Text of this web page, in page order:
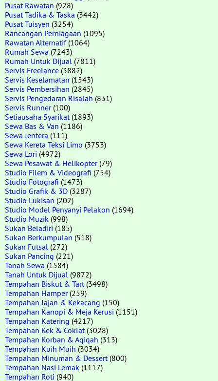
Pusat Rawatan (928)
Pusat Tadika & Taska (3442)
Pusat Tuisyen (3254)
Rancangan Perniagaan (1095)
Rawatan Alternatif(1064)
Rumah Sewa (7243)
Rumah Untuk Dijual (7811)
Servis Freelance (3882)
Servis Keselamatan (1543)
Servis Pembersihan (2845)
Servis Pengedaran Risalah (831)
Servis Runner(100)
Setiausaha Syarikat (1893)
Sewa Bas & Van (1186)
Sewa Jentera (111)
Sewa Kereta Teksi Limo (3753)
Sewa Lori (4972)
Sewa Pesawat & Helikopter(79)
Studio Filem & Videografi (754)
Studio Fotografi (1473)
Studio Grafik & 3D (3287)
Studio Lukisan (202)
Studio Model Penyanyi Pelakon (1694)
Studio Muzik (998)
Sukan Beladiri (185)
Sukan Berkumpulan (518)
Sukan Futsal (272)
Sukan Pancing (221)
Tanah Sewa (1584)
Tanah Untuk Dijual (9872)
Tempahan Biskut & Tart (3498)
Tempahan Hamper(259)
Tempahan Jajan & Kekacang (150)
Tempahan Kanopi & Meja Kerusi (1151)
Tempahan Katering (4217)
Tempahan Kek & Coklat (3028)
Tempahan Korban & Aqiqah (313)
Tempahan Kuih Muih (3034)
Tempahan Minuman & Dessert (800)
Tempahan Nasi Lemak (1117)
Tempahan Roti (940)